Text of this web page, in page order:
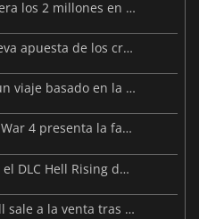
Resident Evil Veronica ya supera los 2 millones en listas de deseados
Beast of Reincarnation: la nueva apuesta de los creadores de Pokémon
Ya está disponible Big Walk, un viaje basado en la amistad
Warhammer 40.000: Dawn of War 4 presenta la facción de los Necrones
Se ha anunciado oficialmente el DLC Hell Rising de Nioh 3
Forsaken Realms: Vahrin's Call sale a la venta tras una década